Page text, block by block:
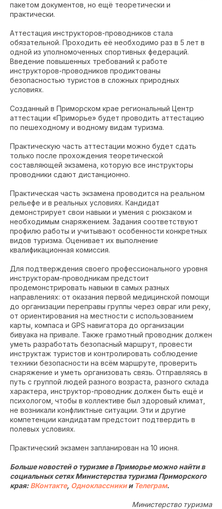
пакетом документов, но ещё теоретически и
практически.
Аттестация инструкторов-проводников стала
обязательной. Проходить её необходимо раз в 5 лет в
одной из уполномоченных спортивных федераций.
Введение повышенных требований к работе
инструкторов-проводников продиктованы
безопасностью туристов в сложных природных
условиях.
Созданный в Приморском крае региональный Центр
аттестации «Приморье» будет проводить аттестацию
по пешеходному и водному видам туризма.
Практическую часть аттестации можно будет сдать
только после прохождения теоретической
составляющей экзамена, которую все инструкторы
проводники сдают дистанционно.
Практическая часть экзамена проводится на реальном
рельефе и в реальных условиях. Кандидат
демонстрирует свои навыки и умения с рюкзаком и
необходимым снаряжением. Задания соответствуют
профилю работы и учитывают особенности конкретных
видов туризма. Оценивает их выполнение
квалификационная комиссия.
Для подтверждения своего профессионального уровня
инструкторам-проводникам предстоит
продемонстрировать навыки в самых разных
направлениях: от оказания первой медицинской помощи
до организации переправы группы через овраг или реку,
от ориентирования на местности с использованием
карты, компаса и GPS навигатора до организации
бивуака на привале. Также грамотный проводник должен
уметь разработать безопасный маршрут, провести
инструктаж туристов и контролировать соблюдение
техники безопасности на всём маршруте, проверить
снаряжение и уметь организовать связь. Отправляясь в
путь с группой людей разного возраста, разного склада
характера, инструктор-проводник должен быть ещё и
психологом, чтобы в коллективе был здоровый климат,
не возникали конфликтные ситуации. Эти и другие
компетенции кандидатам предстоит подтвердить в
полевых условиях.
Практический экзамен запланирован на 10 июня.
Больше новостей о туризме в Приморье можно найти в
социальных сетях Министерства туризма Приморского
края: ВКонтакте, Одноклассникии Телеграм.
Министерство туризма